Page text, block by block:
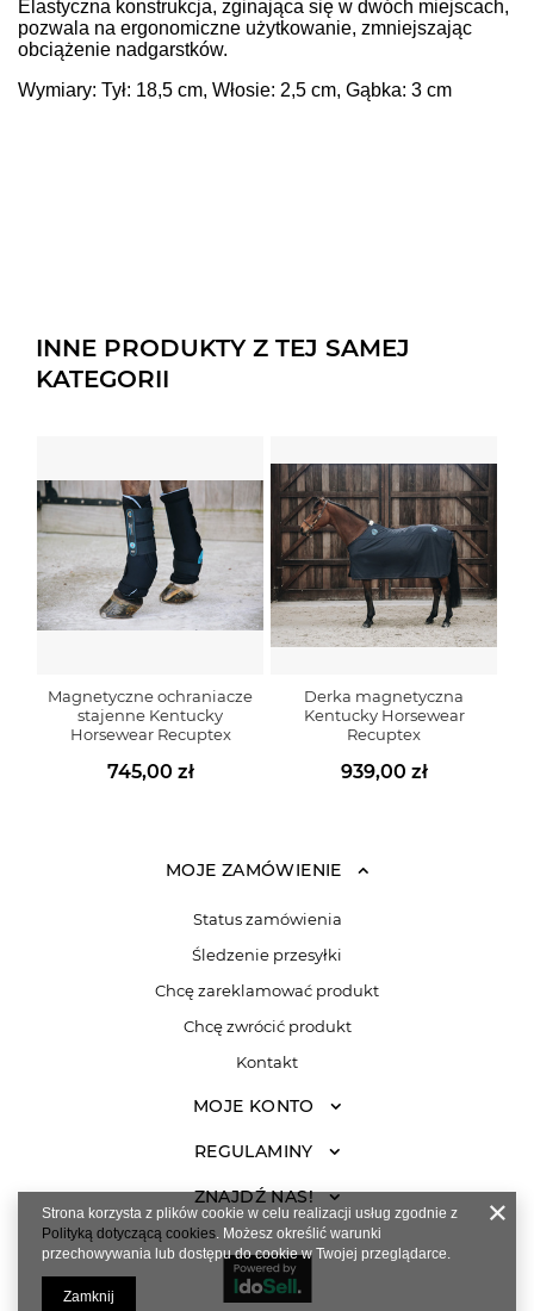
Elastyczna konstrukcja, zginająca się w dwóch miejscach,
pozwala na ergonomiczne użytkowanie, zmniejszając
obciążenie nadgarstków.
Wymiary: Tył: 18,5 cm, Włosie: 2,5 cm, Gąbka: 3 cm
INNE PRODUKTY Z TEJ SAMEJ
KATEGORII
Magnetyczne ochraniacze
stajenne Kentucky
Horsewear Recuptex
745,00 zł
Derka magnetyczna
Kentucky Horsewear
Recuptex
939,00 zł
MOJE ZAMÓWIENIE
Status zamówienia
Śledzenie przesyłki
Chcę zareklamować produkt
Chcę zwrócić produkt
Kontakt
MOJE KONTO
REGULAMINY
ZNAJDŹ NAS!
Strona korzysta z plików cookie w celu realizacji usług zgodnie z
Polityką dotyczącą cookies. Możesz określić warunki
przechowywania lub dostępu do cookie w Twojej przeglądarce.
Zamknij